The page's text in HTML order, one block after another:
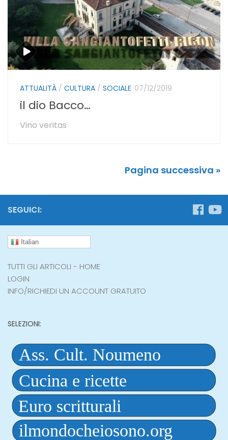
ATTUALITÀ / CULTURA / SOCIALE 07/12/2019
il dio Bacco…
Vino veritas
Pagina successiva »
SEGUICI:
Italian
TUTTI GLI ARTICOLI - HOME
LOGIN
INFO/RICHIEDI UN ACCOUNT GRATUITO
SELEZIONI: